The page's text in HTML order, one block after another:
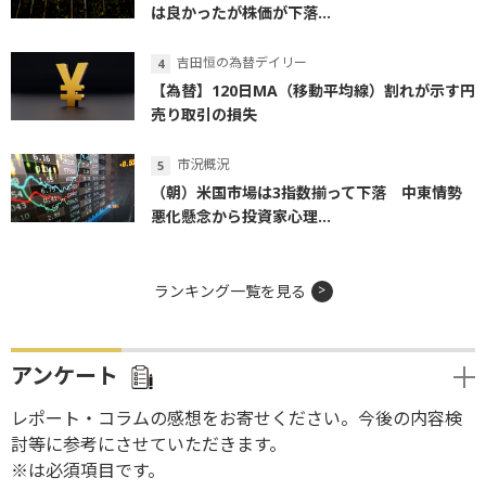
は良かったが株価が下落...
吉田恒の為替デイリー
【為替】120日MA（移動平均線）割れが示す円
売り取引の損失
市況概況
（朝）米国市場は3指数揃って下落 中東情勢
悪化懸念から投資家心理...
ランキング一覧を見る
アンケート
レポート・コラムの感想をお寄せください。今後の内容検
討等に参考にさせていただきます。
※は必須項目です。